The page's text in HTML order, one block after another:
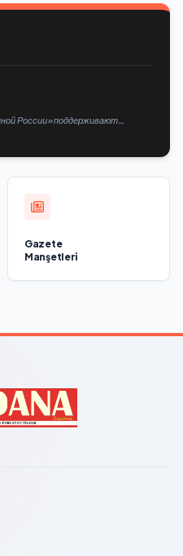
России» поддерживают
Gazete
Manşetleri